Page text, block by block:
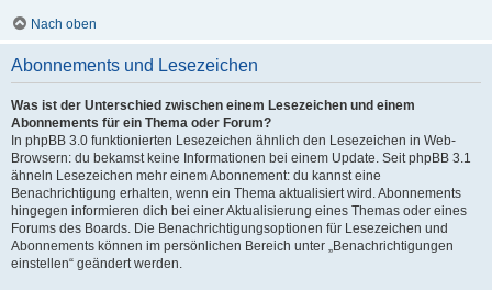
Nach oben
Abonnements und Lesezeichen
Was ist der Unterschied zwischen einem Lesezeichen und einem
Abonnements für ein Thema oder Forum?
In phpBB 3.0 funktionierten Lesezeichen ähnlich den Lesezeichen in Web-
Browsern: du bekamst keine Informationen bei einem Update. Seit phpBB 3.1
ähneln Lesezeichen mehr einem Abonnement: du kannst eine
Benachrichtigung erhalten, wenn ein Thema aktualisiert wird. Abonnements
hingegen informieren dich bei einer Aktualisierung eines Themas oder eines
Forums des Boards. Die Benachrichtigungsoptionen für Lesezeichen und
Abonnements können im persönlichen Bereich unter „Benachrichtigungen
einstellen“ geändert werden.